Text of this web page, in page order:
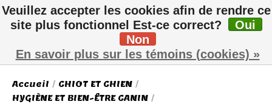
Liste de
Panier
Accueil / CHIOT ET CHIEN /
HYGIÈNE ET BIEN-ÊTRE CANIN /
Veuillez accepter les cookies afin de rendre ce
site plus fonctionnel Est-ce correct?
Oui
Non
En savoir plus sur les témoins (cookies) »